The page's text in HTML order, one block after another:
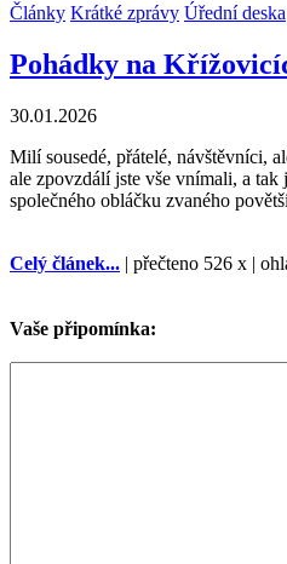
Články Krátké zprávy Úřední deska
Pohádky na
30.01.2026
Milí sousedé, přátelé, návštěvníci,
ale zpovzdálí jste vše vnímali, a
společného obláčku zvaného
Celý článek... | přečteno 526 x |
Vaše připomínka: